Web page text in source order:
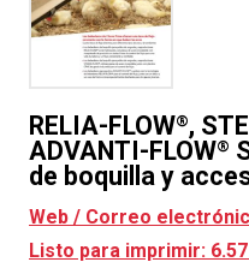
RELIA-FLOW®,
ADVANTI-FLOW®
de boquilla y
Web / Correo
Listo para imprimir: